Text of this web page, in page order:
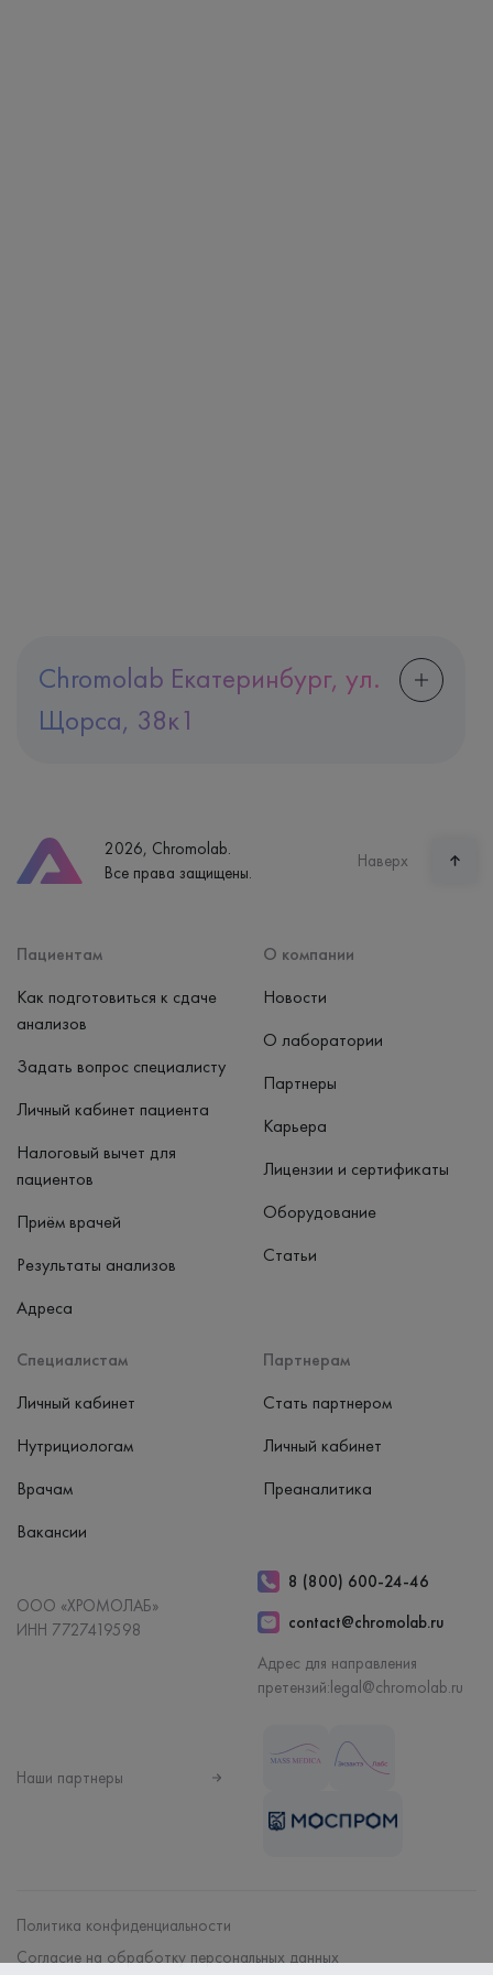
Chromolab Екатеринбург, ул.
Щорса, 38к1
Часы работы
пн-вс: 7:30-15:00
2026, Chromolab.
Все права защищены.
Наверх
Пациентам
Как подготовиться к сдаче
анализов
Задать вопрос специалисту
Личный кабинет пациента
Налоговый вычет для
пациентов
Приём врачей
Результаты анализов
Адреса
Специалистам
Личный кабинет
Нутрициологам
Врачам
Вакансии
Партнерам
Стать партнером
Личный кабинет
Преаналитика
О компании
Новости
О лаборатории
Партнеры
Карьера
Лицензии и сертификаты
Оборудование
Статьи
ООО «ХРОМОЛАБ»
ИНН 7727419598
8 (800) 600-24-46
contact@chromolab.ru
Адрес для направления
претензий:legal@chromolab.ru
Наши партнеры
Политика конфиденциальности
Согласие на обработку персональных данных